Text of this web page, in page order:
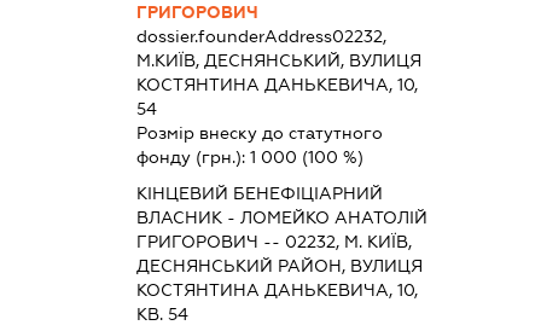
ГРИГОРОВИЧ
dossier.founderAddress02232,
М.КИЇВ, ДЕСНЯНСЬКИЙ, ВУЛИЦЯ
КОСТЯНТИНА ДАНЬКЕВИЧА, 10,
54
Розмір внеску до статутного
фонду (грн.): 1 000 (100 %)
КІНЦЕВИЙ БЕНЕФІЦІАРНИЙ
ВЛАСНИК - ЛОМЕЙКО АНАТОЛІЙ
ГРИГОРОВИЧ -- 02232, М. КИЇВ,
ДЕСНЯНСЬКИЙ РАЙОН, ВУЛИЦЯ
КОСТЯНТИНА ДАНЬКЕВИЧА, 10,
КВ. 54